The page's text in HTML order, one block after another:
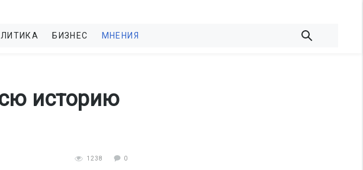
БИЗНЕС МНЕНИЯ
историю
1238 0